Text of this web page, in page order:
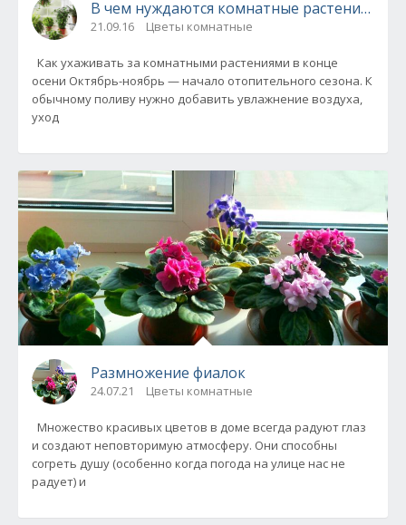
В чем нуждаются комнатные растения в
21.09.16 Цветы комнатные
Как ухаживать за комнатными растениями в конце
осени Октябрь-ноябрь — начало отопительного сезона. К
обычному поливу нужно добавить увлажнение воздуха,
уход
Размножение фиалок
24.07.21 Цветы комнатные
Множество красивых цветов в доме всегда радуют глаз
и создают неповторимую атмосферу. Они способны
согреть душу (особенно когда погода на улице нас не
радует) и